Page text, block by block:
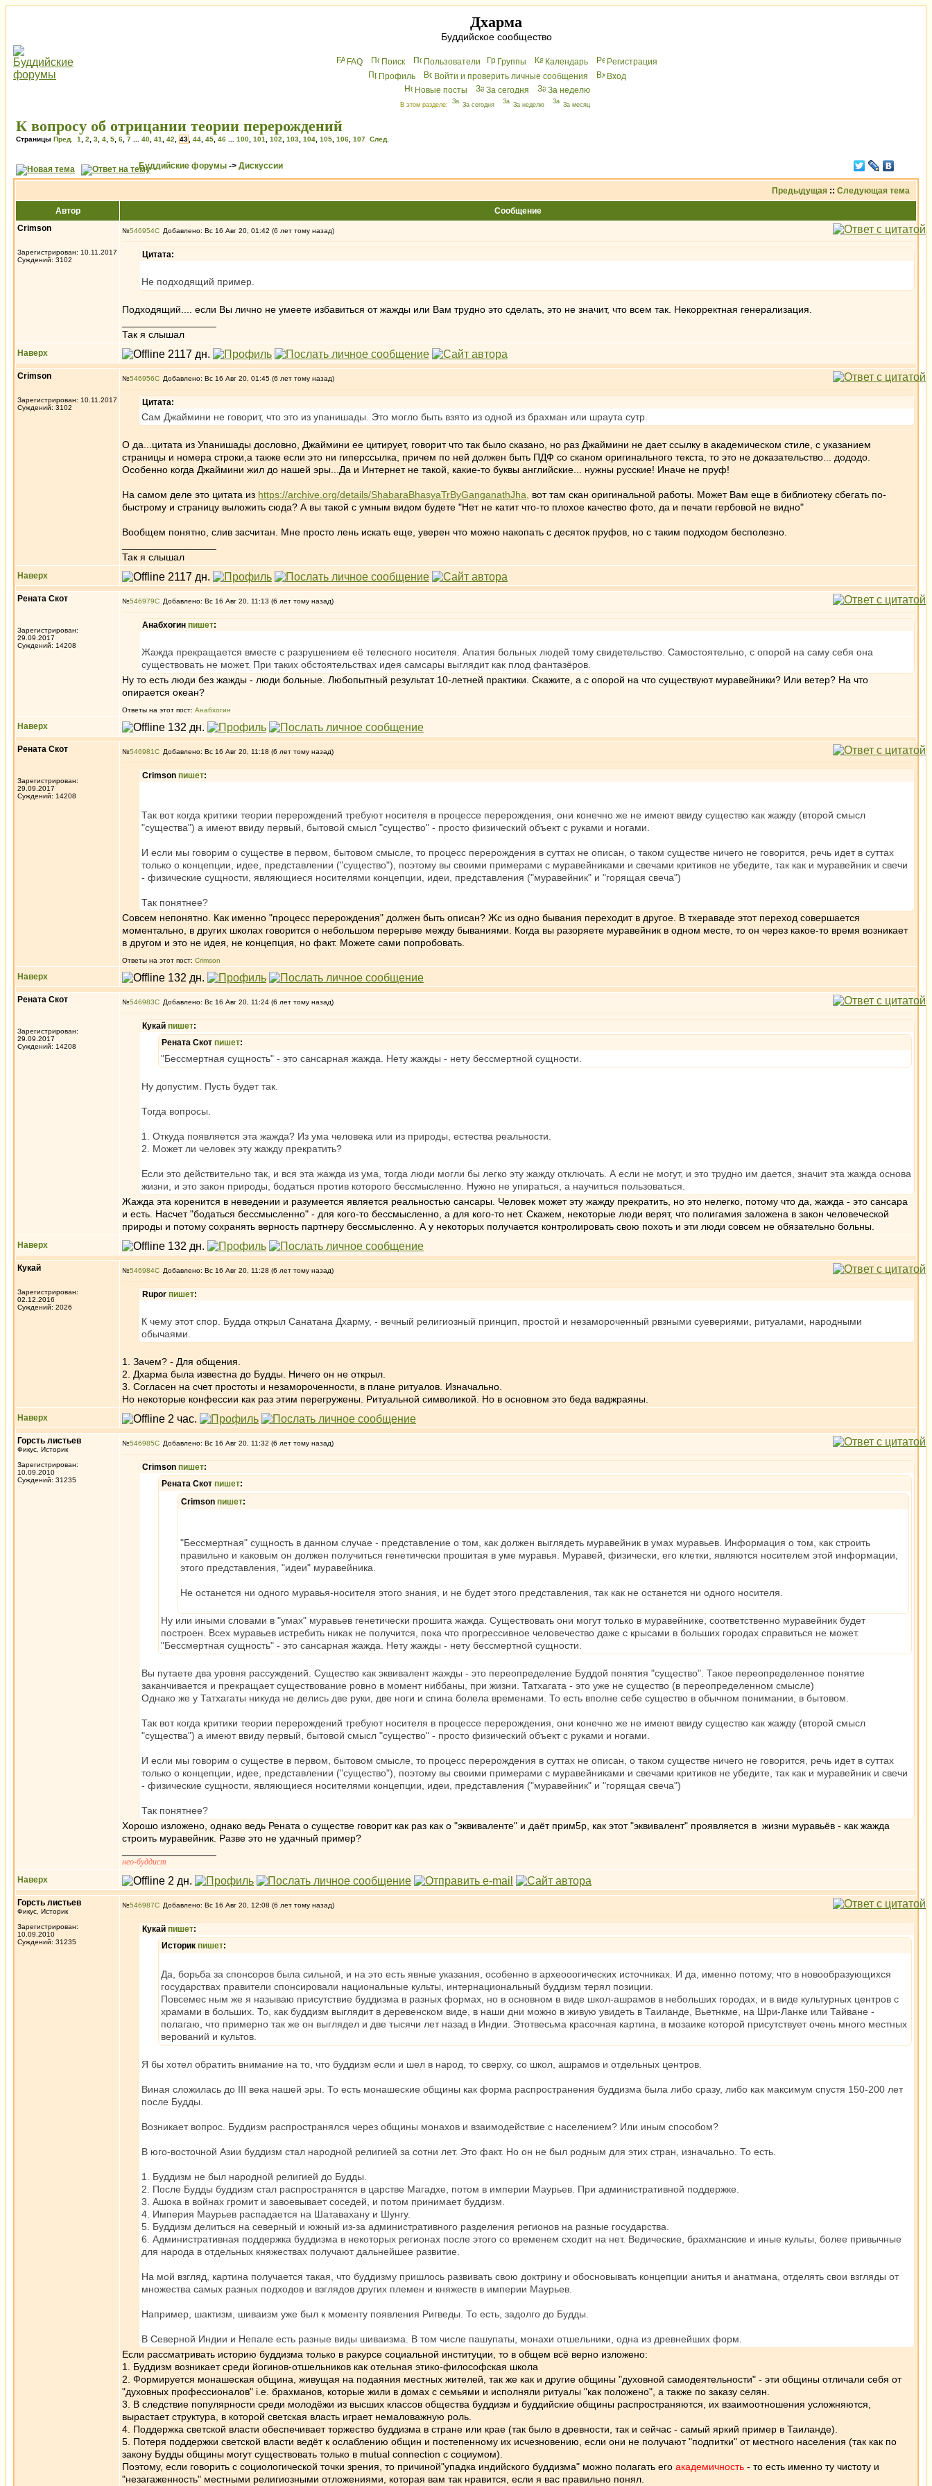
Дхарма
Буддийское сообщество
FAQ Поиск Пользователи Группы Календарь
Peгиcтрaция
Профиль
Войти и проверить личные сообщения
Вхoд
Новые посты
За сегодня За неделю
В этом разделе: За сегодня За неделю За месяц
К вопросу об отрицании теории перерождений
Страницы Пред. 1 2 3 4 5 6 7 40 41 42 43 44 45 46 100 101 102 103 104 105 106 107 След.
Буддийские форумы -> Дискуссии
Предыдущая :: Следующая тема
Автор
Сообщение
Crimson
Зарегистрирован: 10.11.2017
Суждений: 3102
№546954 Добавлено: Вс 16 Авг 20, 01:42 (6 лет тому назад)
Цитата:
Не подходящий пример.
Подходящий.... если Вы лично не умеете избавиться от жажды или Вам трудно это сделать, это не значит, что всем так. Некорректная генерализация.
Так я слышал
Наверх
Crimson
Зарегистрирован: 10.11.2017
Суждений: 3102
№546956 Добавлено: Вс 16 Авг 20, 01:45 (6 лет тому назад)
Цитата:
Сам Джаймини не говорит, что это из упанишады. Это могло быть взято из одной из брахман или шраута сутр.
О да...цитата из Упанишады дословно, Джаймини ее цитирует, говорит что так было сказано, но раз Джаймини не дает ссылку в академическом стиле, с указанием
страницы и номера строки,а также если это ни гиперссылка, причем по ней должен быть ПДФ со сканом оригинального текста, то это не доказательство... дододо.
Особенно когда Джаймини жил до нашей эры...Да и Интернет не такой, какие-то буквы английские... нужны русские! Иначе не пруф!
На самом деле это цитата из https://archive.org/details/ShabaraBhasyaTrByGanganathJha,
вот там скан оригинальной работы. Может Вам еще в библиотеку сбегать по-
быстрому и страницу выложить сюда? А вы такой с умным видом будете "Нет не катит что-то плохое качество фото, да и печати гербовой не видно"
Вообщем понятно, слив засчитан. Мне просто лень искать еще, уверен что можно накопать с десяток пруфов, но с таким подходом бесполезно.
Так я слышал
Наверх
Рената Скот
Зарегистрирован:
29.09.2017
Суждений: 14208
№546979 Добавлено: Вс 16 Авг 20, 11:13 (6 лет тому назад)
Анабхогин пишет:
Жажда прекращается вместе с разрушением её телесного носителя. Апатия больных людей тому свидетельство. Самостоятельно, с опорой на саму себя она
существовать не может. При таких обстоятельствах идея самсары выглядит как плод фантазёров.
Ну то есть люди без жажды - люди больные. Любопытный результат 10-летней практики. Скажите, а с опорой на что существуют муравейники? Или ветер? На что
опирается океан?
Ответы на этот пост: Анабхогин
Наверх
Рената Скот
Зарегистрирован:
29.09.2017
Суждений: 14208
№546981 Добавлено: Вс 16 Авг 20, 11:18 (6 лет тому назад)
Crimson пишет:
Так вот когда критики теории перерождений требуют носителя в процессе перерождения, они конечно же не имеют ввиду существо как жажду (второй смысл
"существа") а имеют ввиду первый, бытовой смысл "существо" - просто физический объект с руками и ногами.
И если мы говорим о существе в первом, бытовом смысле, то процесс перерождения в суттах не описан, о таком существе ничего не говорится, речь идет в суттах
только о концепции, идее, представлении ("существо"), поэтому вы своими примерами с муравейниками и свечами критиков не убедите, так как и муравейник и свечи
- физические сущности, являющиеся носителями концепции, идеи, представления ("муравейник" и "горящая свеча")
Так понятнее?
Совсем непонятно. Как именно "процесс перерождения" должен быть описан? Жс из одно бывания переходит в другое. В тхераваде этот переход совершается
моментально, в других школах говорится о небольшом перерыве между бываниями. Когда вы разоряете муравейник в одном месте, то он через какое-то время возникает
в другом и это не идея, не концепция, но факт. Можете сами попробовать.
Ответы на этот пост: Crimson
Наверх
Рената Скот
Зарегистрирован:
29.09.2017
Суждений: 14208
№546983 Добавлено: Вс 16 Авг 20, 11:24 (6 лет тому назад)
Кукай пишет:
Рената Скот пишет:
"Бессмертная сущность" - это сансарная жажда. Нету жажды - нету бессмертной сущности.
Ну допустим. Пусть будет так.
Тогда вопросы.
1. Откуда появляется эта жажда? Из ума человека или из природы, естества реальности.
2. Может ли человек эту жажду прекратить?
Если это действительно так, и вся эта жажда из ума, тогда люди могли бы легко эту жажду отключать. А если не могут, и это трудно им дается, значит эта жажда основа
жизни, и это закон природы, бодаться против которого бессмысленно. Нужно не упираться, а научиться пользоваться.
Жажда эта коренится в неведении и разумеется является реальностью сансары. Человек может эту жажду прекратить, но это нелегко, потому что да, жажда - это сансара
и есть. Насчет "бодаться бессмысленно" - для кого-то бессмысленно, а для кого-то нет. Скажем, некоторые люди верят, что полигамия заложена в закон человеческой
природы и потому сохранять верность партнеру бессмысленно. А у некоторых получается контролировать свою похоть и эти люди совсем не обязательно больны.
Наверх
Кукай
Зарегистрирован:
02.12.2016
Суждений: 2026
№546984 Добавлено: Вс 16 Авг 20, 11:28 (6 лет тому назад)
Rupor пишет:
К чему этот спор. Будда открыл Санатана Дхарму, - вечный религиозный принцип, простой и незамороченный рвзными суевериями, ритуалами, народными
обычаями.
1. Зачем? - Для общения.
2. Дхарма была известна до Будды. Ничего он не открыл.
3. Согласен на счет простоты и незамороченности, в плане ритуалов. Изначально.
Но некоторые конфессии как раз этим перегружены. Ритуальной символикой. Но в основном это беда ваджраяны.
Наверх
Горсть листьев
Фикус, Историк
Зарегистрирован:
10.09.2010
Суждений: 31235
№546985 Добавлено: Вс 16 Авг 20, 11:32 (6 лет тому назад)
Crimson пишет:
Рената Скот пишет:
Crimson пишет:
"Бессмертная" сущность в данном случае - представление о том, как должен выглядеть муравейник в умах муравьев. Информация о том, как строить
правильно и каковым он должен получиться генетически прошитая в уме муравья. Муравей, физически, его клетки, являются носителем этой информации,
этого представления, "идеи" муравейника.
Не останется ни одного муравья-носителя этого знания, и не будет этого представления, так как не останется ни одного носителя.
Ну или иными словами в "умах" муравьев генетически прошита жажда. Существовать они могут только в муравейнике, соответственно муравейник будет
построен. Всех муравьев истребить никак не получится, пока что прогрессивное человечество даже с крысами в больших городах справиться не может.
"Бессмертная сущность" - это сансарная жажда. Нету жажды - нету бессмертной сущности.
Вы путаете два уровня рассуждений. Существо как эквивалент жажды - это переопределение Буддой понятия "существо". Такое переопределенное понятие
заканчивается и прекращает существование ровно в момент ниббаны, при жизни. Татхагата - это уже не существо (в переопределенном смысле)
Однако же у Татхагаты никуда не делись две руки, две ноги и спина болела временами. То есть вполне себе существо в обычном понимании, в бытовом.
Так вот когда критики теории перерождений требуют носителя в процессе перерождения, они конечно же не имеют ввиду существо как жажду (второй смысл
"существа") а имеют ввиду первый, бытовой смысл "существо" - просто физический объект с руками и ногами.
И если мы говорим о существе в первом, бытовом смысле, то процесс перерождения в суттах не описан, о таком существе ничего не говорится, речь идет в суттах
только о концепции, идее, представлении ("существо"), поэтому вы своими примерами с муравейниками и свечами критиков не убедите, так как и муравейник и свечи
- физические сущности, являющиеся носителями концепции, идеи, представления ("муравейник" и "горящая свеча")
Так понятнее?
Хорошо изложено, однако ведь Рената о существе говорит как раз как о "эквиваленте" и даёт прим5р, как этот "эквивалент" проявляется в жизни муравьёв - как жажда
строить муравейник. Разве это не удачный пример?
нео-буддист
Наверх
Горсть листьев
Фикус, Историк
Зарегистрирован:
10.09.2010
Суждений: 31235
№546987 Добавлено: Вс 16 Авг 20, 12:08 (6 лет тому назад)
Кукай пишет:
Историк пишет:
Да, борьба за спонсоров была сильной, и на это есть явные указания, особенно в археооогических источниках. И да, именно потому, что в новообразующихся
государствах правители спонсировали национальные культы, интернациональный буддизм терял позиции.
Повсемес ным же я называю присутствие буддизма в разных формах, но в основном в виде школ-ашрамов в небольших городах, и в виде культурных центров с
храмами в больших. То, как буддизм выглядит в деревенском виде, в наши дни можно в живую увидеть в Таиланде, Вьетнкме, на Шри-Ланке или Тайване -
полагаю, что примерно так же он выглядел и две тысячи лет назад в Индии. Этотвесьма красочная картина, в мозаике которой присутствует очень много местных
верований и культов.
Я бы хотел обратить внимание на то, что буддизм если и шел в народ, то сверху, со школ, ашрамов и отдельных центров.
Виная сложилась до III века нашей эры. То есть монашеские общины как форма распространения буддизма была либо сразу, либо как максимум спустя 150-200 лет
после Будды.
Возникает вопрос. Буддизм распространялся через общины монахов и взаимодействие с населением? Или иным способом?
В юго-восточной Азии буддизм стал народной религией за сотни лет. Это факт. Но он не был родным для этих стран, изначально. То есть.
1. Буддизм не был народной религией до Будды.
2. После Будды буддизм стал распространятся в царстве Магадхе, потом в империи Маурьев. При административной поддержке.
3. Ашока в войнах громит и завоевывает соседей, и потом принимает буддизм.
4. Империя Маурьев распадается на Шатавахану и Шунгу.
5. Буддизм делиться на северный и южный из-за административного разделения регионов на разные государства.
6. Административная поддержка буддизма в некоторых регионах после этого со временем сходит на нет. Ведические, брахманские и иные культы, более привычные
для народа в отдельных княжествах получают дальнейшее развитие.
На мой взгляд, картина получается такая, что буддизму пришлось развивать свою доктрину и обосновывать концепции анитья и анатмана, отделять свои взгляды от
множества самых разных подходов и взглядов других племен и княжеств в империи Маурьев.
Например, шактизм, шиваизм уже был к моменту появления Ригведы. То есть, задолго до Будды.
В Северной Индии и Непале есть разные виды шиваизма. В том числе пашупаты, монахи отшельники, одна из древнейших форм.
Если рассматривать историю буддизма только в ракурсе социальной институции, то в общем всё верно изложено:
1. Буддизм возникает среди йогинов-отшельников как отельная этико-философская школа
2. Формируется монашеская община, живущая на подаяния местных жителей, так же как и другие общины "духовной самодеятельности" - эти общины отличали себя от
"духовных профессионалов" i.e. брахманов, которые жили в домах с семьями и исполняли ритуалы "как положено", а также по заказу селян.
3. В следствие популярности среди молодёжи из высших классов общества буддизм и буддийские общины распространяются, их взаимоотношения усложняются,
вырастает структура, в которой светская власть играет немаловажную роль.
4. Поддержка светской власти обеспечивает торжество буддизма в стране или крае (так было в древности, так и сейчас - самый яркий пример в Таиланде).
5. Потеря поддержки светской власти ведёт к ослаблению общин и постепенному их исчезновению, если они не получают "подпитки" от местного населения (так как по
закону Будды общины могут существовать только в mutual connection с социумом).
Поэтому, если говорить с социологической точки зрения, то причиной"упадка индийского буддизма" можно полагать его академичность - то есть именно ту чистоту и
"незагаженность" местными религиозными отложениями, которая вам так нравится, если я вас правильно понял.